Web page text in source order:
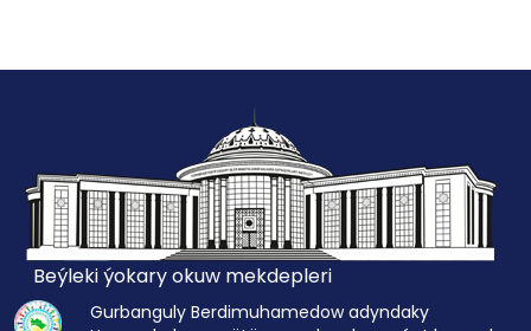
Beýleki ýokary okuw mekdepleri
Gurbanguly Berdimuhamedow adyndaky